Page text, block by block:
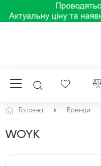
Головна Бренди
WOYK